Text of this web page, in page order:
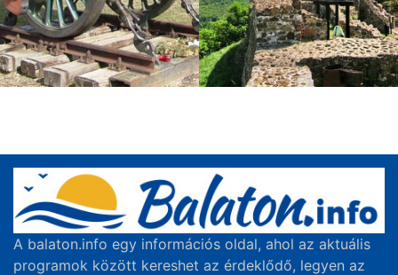
A balaton.info egy információs oldal, ahol az aktuális
programok között kereshet az érdeklődő, legyen az